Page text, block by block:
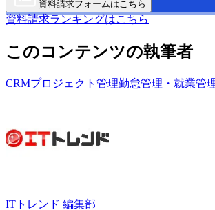
資料請求フォームはこちら
資料請求ランキングはこちら
このコンテンツの執筆者
CRMプロジェクト管理勤怠管理・就業管
ITトレンド 編集部